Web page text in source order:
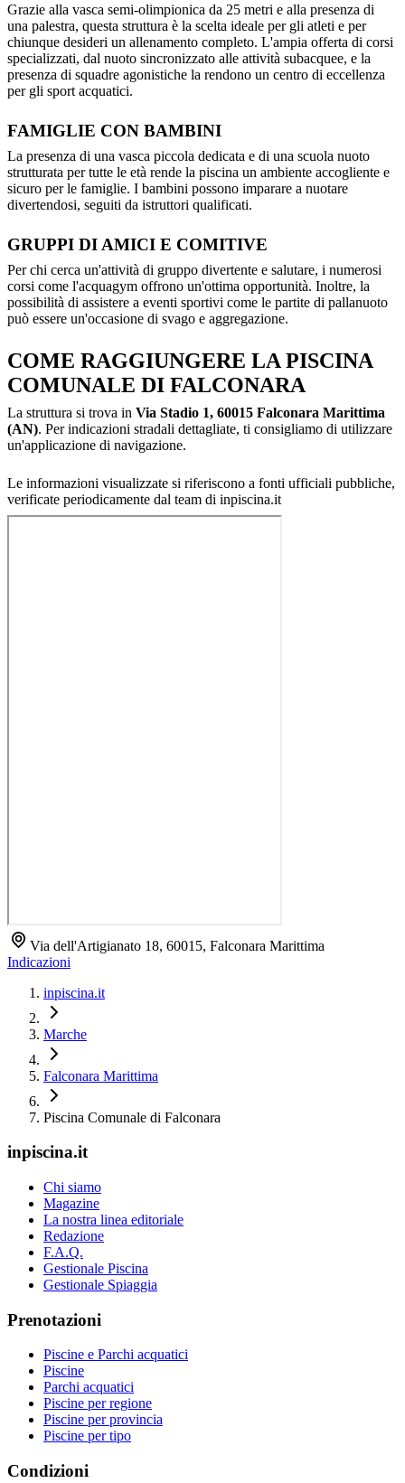
Grazie alla vasca semi-olimpionica da 25 metri e alla presenza di
una palestra, questa struttura è la scelta ideale per gli atleti e per
chiunque desideri un allenamento completo. L'ampia offerta di corsi
specializzati, dal nuoto sincronizzato alle attività subacquee, e la
presenza di squadre agonistiche la rendono un centro di eccellenza
per gli sport acquatici.
FAMIGLIE CON BAMBINI
La presenza di una vasca piccola dedicata e di una scuola nuoto
strutturata per tutte le età rende la piscina un ambiente accogliente e
sicuro per le famiglie. I bambini possono imparare a nuotare
divertendosi, seguiti da istruttori qualificati.
GRUPPI DI AMICI E COMITIVE
Per chi cerca un'attività di gruppo divertente e salutare, i numerosi
corsi come l'acquagym offrono un'ottima opportunità. Inoltre, la
possibilità di assistere a eventi sportivi come le partite di pallanuoto
può essere un'occasione di svago e aggregazione.
COME RAGGIUNGERE LA PISCINA
COMUNALE DI FALCONARA
La struttura si trova in Via Stadio 1, 60015 Falconara Marittima
(AN). Per indicazioni stradali dettagliate, ti consigliamo di utilizzare
un'applicazione di navigazione.
Le informazioni visualizzate si riferiscono a fonti ufficiali pubbliche,
verificate periodicamente dal team di inpiscina.it
Via dell'Artigianato 18, 60015, Falconara Marittima
Indicazioni
inpiscina.it
Marche
Falconara Marittima
Piscina Comunale di Falconara
inpiscina.it
Chi siamo
Magazine
La nostra linea editoriale
Redazione
F.A.Q.
Gestionale Piscina
Gestionale Spiaggia
Prenotazioni
Piscine e Parchi acquatici
Piscine
Parchi acquatici
Piscine per regione
Piscine per provincia
Piscine per tipo
Condizioni